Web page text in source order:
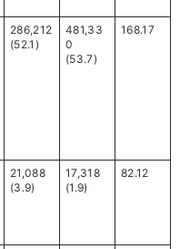
286,212
(52.1)
481,33
0
(53.7)
168.17
21,088
(3.9)
17,318
(1.9)
82.12